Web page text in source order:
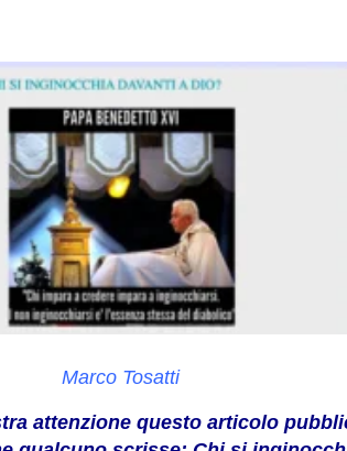
Marco Tosatti
attenzione questo articolo